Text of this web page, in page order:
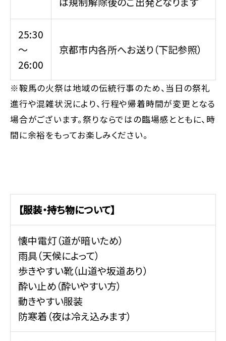
25:30
～
26:00
京都市内各所へお送り（下記参照）
※鞍馬の火祭は地域の伝統行事のため、当日の祭礼
進行や混雑状況により、行程や帰着時間が変更となる
場合がございます。祭りならではの臨場感とともに、時
間に余裕をもってお楽しみください。
【服装・持ち物について】
懐中電灯（道が暗いため）
雨具（天候によって）
歩きやすい靴（山道や坂道あり）
酔い止め（酔いやすい方）
動きやすい服装
防寒着（夜は冷え込みます）